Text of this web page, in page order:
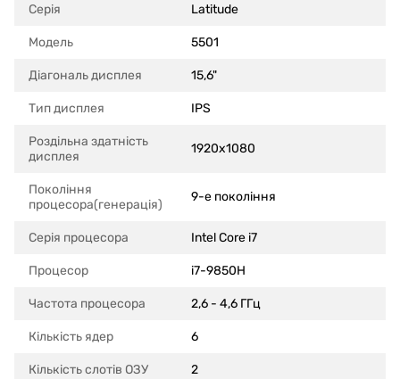
Серія Latitude
Модель 5501
Діагональ дисплея 15,6"
Тип дисплея IPS
Роздільна здатність
дисплея
1920x1080
Покоління
процесора(генерація)
9-е покоління
Серія процесора Intel Core i7
Процесор i7-9850H
Частота процесора 2,6 - 4,6 ГГц
Кількість ядер 6
Кількість слотів ОЗУ 2